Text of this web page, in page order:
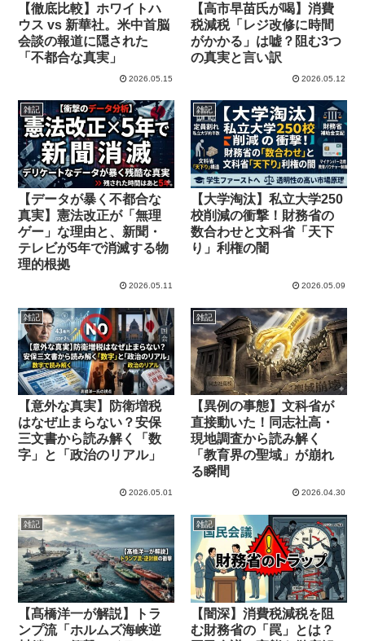
【徹底比較】ホワイトハ
ウス vs 新華社。米中首脳
会談の報道に隠された
「不都合な真実」
2026.05.15
【高市早苗氏が喝】消費
税減税「レジ改修に時間
がかかる」は嘘？阻む3つ
の真実と言い訳
2026.05.12
雑記
【データが暴く不都合な
真実】憲法改正が「無理
ゲー」な理由と、新聞・
テレビが5年で消滅する物
理的根拠
2026.05.11
雑記
【大学淘汰】私立大学250
校削減の衝撃！財務省の
数合わせと文科省「天下
り」利権の闇
2026.05.09
雑記
【意外な真実】防衛増税
はなぜ止まらない？安保
三文書から読み解く「数
字」と「政治のリアル」
2026.05.01
雑記
【異例の事態】文科省が
直接動いた！同志社高・
現地調査から読み解く
「教育界の聖域」が崩れ
る瞬間
2026.04.30
雑記
【髙橋洋一が解説】トラ
ンプ流「ホルムズ海峡逆
雑記
【闇深】消費税減税を阻
む財務省の「罠」とは？